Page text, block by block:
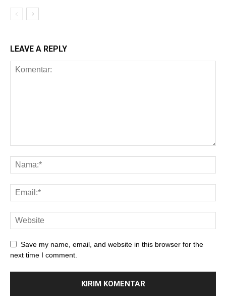
LEAVE A REPLY
Save my name, email, and website in this browser for the
next time I comment.